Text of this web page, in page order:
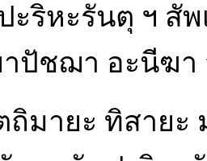
ะริหะรันตุ ฯ สั
าปัชฌา อะนีฆ
ถิมายะ ทิสายะ